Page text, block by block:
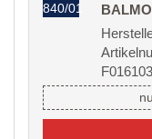
840/01